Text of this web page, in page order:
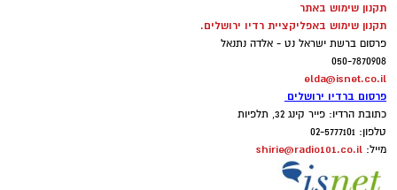
תקנון שימוש באתר
תקנון שימוש באפליקציית רדיו ירושלים.
פרסום ברשת ישראל נט - אלדה נתנאל
050-7870908
elda@isnet.co.il
פרסום ברדיו ירושלים
כתובת הרדיו: פייר קינג 32, תלפיות
טלפון: 02-5777101
מייל: shirie@radio101.co.il